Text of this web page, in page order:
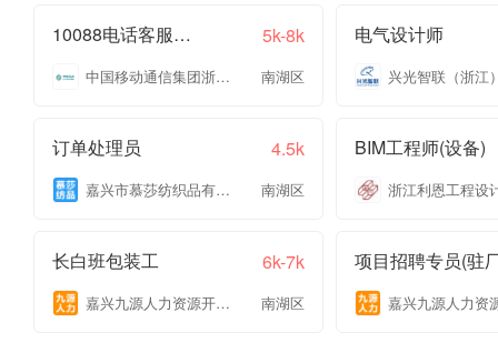
10088电话客服专员 5k-8k
中国移动通信集团浙江有限公司嘉兴分公司 南湖区
电气设计师
订单处理员 4.5k
嘉兴市慕莎纺织品有限公司 南湖区
BIM工程师(设备)
长白班包装工 6k-7k
嘉兴九源人力资源开发有限公司 南湖区
项目招聘专员(驻